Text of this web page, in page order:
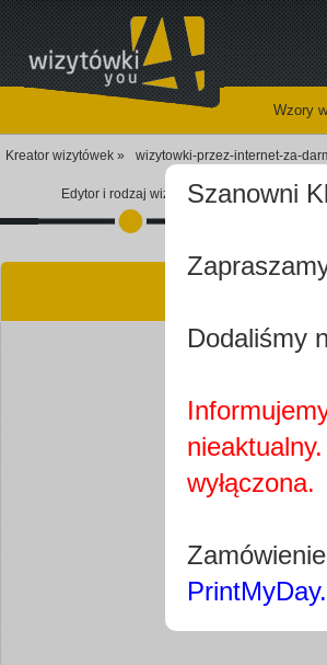
Wzory
Kreator wizytówek » wizytowki-przez-internet-za-
Edytor i rodzaj wizytówkiSzanowni
Dodaliśmy
wyłączona.